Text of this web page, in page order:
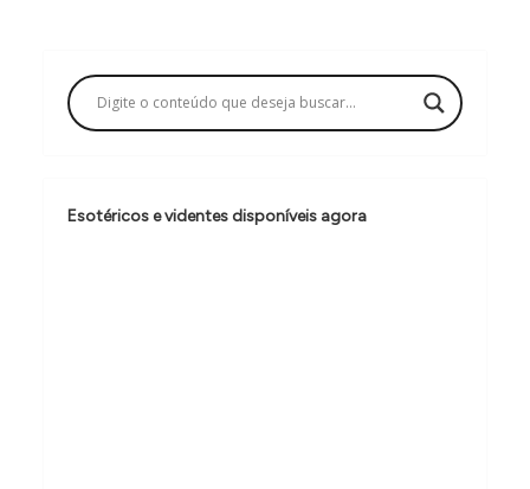
a
ç
o
d
Esotéricos e videntes disponíveis agora